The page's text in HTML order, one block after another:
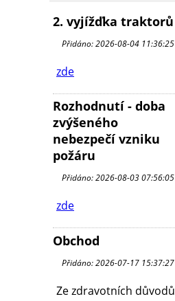
2. vyjížďka traktorů
Přidáno: 2026-08-04 11:36:25
zde
Rozhodnutí - doba
zvýšeného
nebezpečí vzniku
požáru
Přidáno: 2026-08-03 07:56:05
zde
Obchod
Přidáno: 2026-07-17 15:37:27
Ze zdravotních důvodů